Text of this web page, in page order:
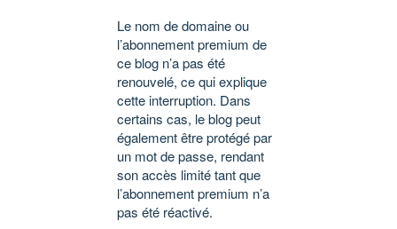
Le nom de domaine ou
l’abonnement premium de
ce blog n’a pas été
renouvelé, ce qui explique
cette interruption. Dans
certains cas, le blog peut
également être protégé par
un mot de passe, rendant
son accès limité tant que
l’abonnement premium n’a
pas été réactivé.